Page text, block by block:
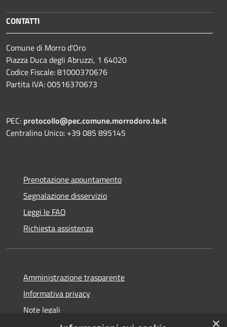
CONTATTI
Comune di Morro d'Oro
Piazza Duca degli Abruzzi, 1 64020
Codice Fiscale: 81000370676
Partita IVA: 00516370673
PEC: protocollo@pec.comune.morrodoro.te.it
Centralino Unico: +39 085 895145
Prenotazione appuntamento
Segnalazione disservizio
Leggi le FAQ
Richiesta assistenza
Amministrazione trasparente
Informativa privacy
Note legali
×